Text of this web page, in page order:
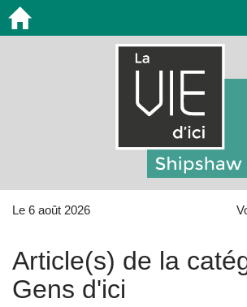
Le 6 août 2026
Article(s) de la
Gens d'ici